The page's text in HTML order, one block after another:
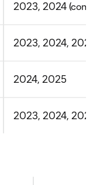
2023, 2024 (con
2023, 2024, 2025
2024, 2025
2023, 2024, 2025